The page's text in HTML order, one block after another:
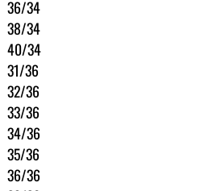
36/34
38/34
40/34
31/36
32/36
33/36
34/36
35/36
36/36